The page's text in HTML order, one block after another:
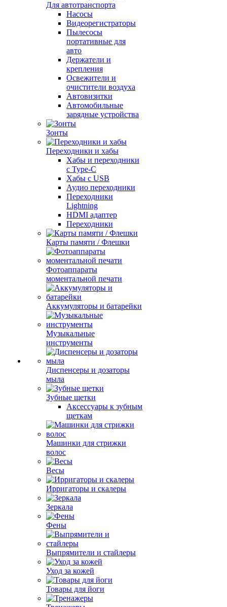
Для автотранспорта
Насосы
Видеорегистраторы
Пылесосы
портативные для
авто
Держатели и
крепления
Освежители и
очистители воздуха
Автовизитки
Автомобильные
зарядные устройства
Зонты
Переходники и хабы
Хабы и переходники
с Type-C
Хабы с USB
Аудио переходники
Переходники
Lightning
HDMI адаптер
Переходники
Карты памяти / Флешки
Фотоаппараты
моментальной печати
Аккумуляторы и батарейки
Музыкальные
инструменты
Диспенсеры и дозаторы
мыла
Зубные щетки
Аксессуары к зубным
щеткам
Машинки для стрижки
волос
Весы
Ирригаторы и скалеры
Зеркала
Фены
Выпрямители и стайлеры
Уход за кожей
Товары для йоги